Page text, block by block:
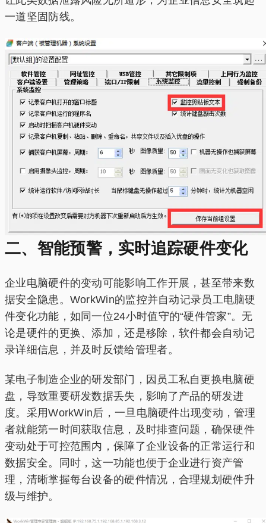
一道坚固防线。
二、智能预警，实时追踪硬件变化
企业电脑硬件的变动可能影响工作开展，甚至带来数
据安全隐患。WorkWin的监控并自动记录员工电脑硬
件变化功能，如同一位24小时值守的“硬件管家”。无
论是硬件的更换、添加，还是移除，软件都会自动记
录详细信息，并及时反馈给管理者。
某电子制造企业的研发部门，因员工私自更换电脑硬
盘，导致重要研发数据丢失，影响了产品的研发进
度。采用WorkWin后，一旦电脑硬件出现变动，管理
者就能第一时间获取信息，及时排查问题，确保硬件
变动处于可控范围内，保障了企业设备的正常运行和
数据安全。同时，这一功能也便于企业进行资产管
理，清晰掌握每台设备的硬件情况，合理规划硬件升
级与维护。